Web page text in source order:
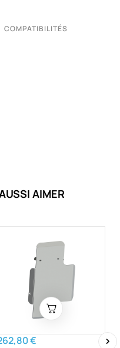
COMPATIBILITÉS
AIMER
€